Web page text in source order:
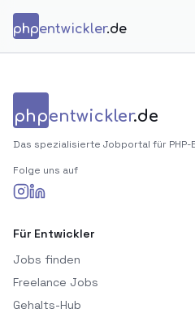
phpentwickler.de
phpentwickler.de
Das spezialisierte Jobportal für
Folge uns auf
Für Entwickler
Jobs finden
Freelance Jobs
Gehalts-Hub